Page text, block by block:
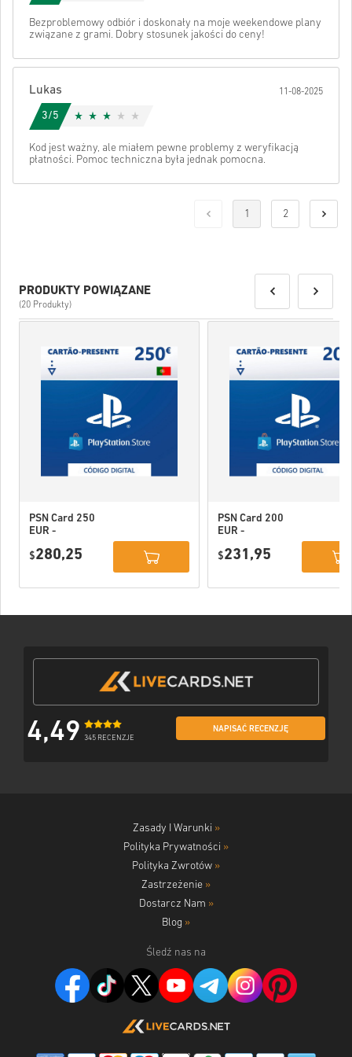
Bezproblemowy odbiór i doskonały na moje weekendowe plany
związane z grami. Dobry stosunek jakości do ceny!
Lukas 11-08-2025
3/5
Kod jest ważny, ale miałem pewne problemy z weryfikacją
płatności. Pomoc techniczna była jednak pomocna.
1 2
PRODUKTY POWIĄZANE
(20 Produkty)
PSN Card 250
EUR -
Network
$280,25
PSN Card 200
EUR -
Network
$231,95
4,49 345 RECENZJE
NAPISAĆ RECENZJĘ
Zasady I Warunki »
Polityka Prywatności »
Polityka Zwrotów »
Zastrzeżenie »
Dostarcz Nam »
Blog »
Śledź nas na